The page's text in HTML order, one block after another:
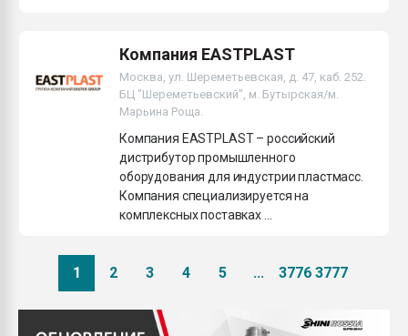
Компания EASTPLAST
Москва, ул. Шереметьевская, д. 47, каб. 252.
БЦ "Шереметьевский", м. Бутырская/м.
Марьина Роща.
Компания EASTPLAST – российский
дистрибутор промышленного
оборудования для индустрии пластмасс.
Компания специализируется на
комплексных поставках ...
1 2 3 4 5 ... 3776 3777